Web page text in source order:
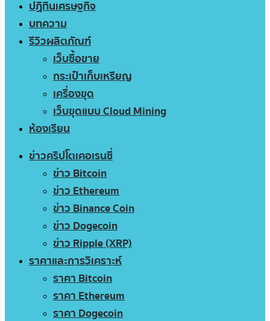
ปฏิทินเศรษฐกิจ
บทความ
รีวิวผลิตภัณฑ์
เว็บซื้อขาย
กระเป๋าเก็บเหรียญ
เครื่องขุด
เว็บขุดแบบ Cloud Mining
ห้องเรียน
ข่าวคริปโตเคอเรนซี่
ข่าว Bitcoin
ข่าว Ethereum
ข่าว Binance Coin
ข่าว Dogecoin
ข่าว Ripple (XRP)
ราคาและการวิเคราะห์
ราคา Bitcoin
ราคา Ethereum
ราคา Dogecoin